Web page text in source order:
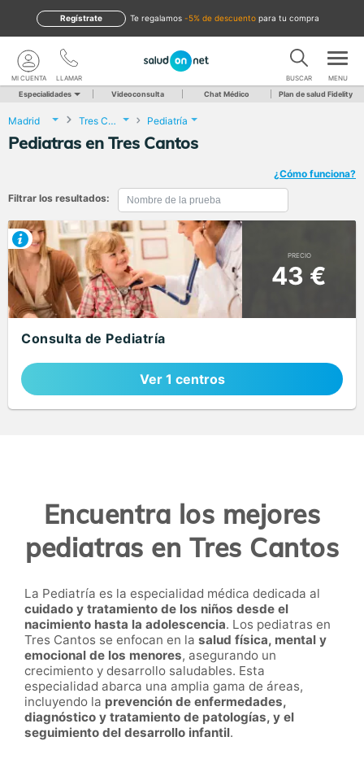
te regalamos -5% de descuento para tu compra
Regístrate
LLAMAR
MI CUENTA BUSCAR MENU
Especialidades Videoconsulta Chat Médico Plan de salud Fidelity
Madrid Tres Cantos Pediatría
Pediatras en Tres Cantos
¿Cómo funciona?
Filtrar los resultados:
PRECIO
43 €
Consulta de Pediatría
Ver 1 centros
Encuentra los mejores
pediatras en Tres Cantos
La Pediatría es la especialidad médica dedicada al
cuidado y tratamiento de los niños desde el
nacimiento hasta la adolescencia. Los pediatras en
Tres Cantos se enfocan en la salud física, mental y
emocional de los menores, asegurando un
crecimiento y desarrollo saludables. Esta
especialidad abarca una amplia gama de áreas,
incluyendo la prevención de enfermedades,
diagnóstico y tratamiento de patologías, y el
seguimiento del desarrollo infantil.